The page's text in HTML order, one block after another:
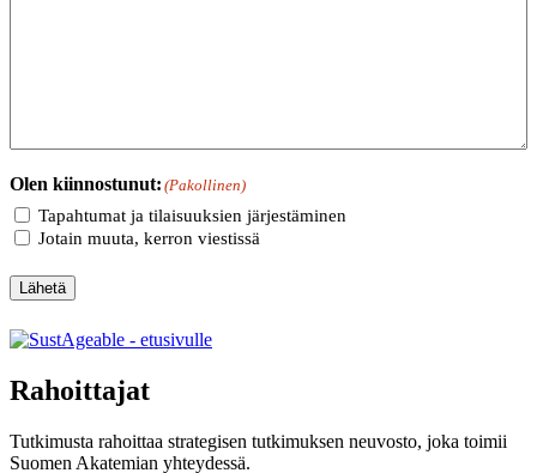
Olen kiinnostunut: (Pakollinen)
Tapahtumat ja tilaisuuksien järjestäminen
Jotain muuta, kerron viestissä
Lähetä
Rahoittajat
Tutkimusta rahoittaa strategisen tutkimuksen neuvosto, joka toimii
Suomen Akatemian yhteydessä.